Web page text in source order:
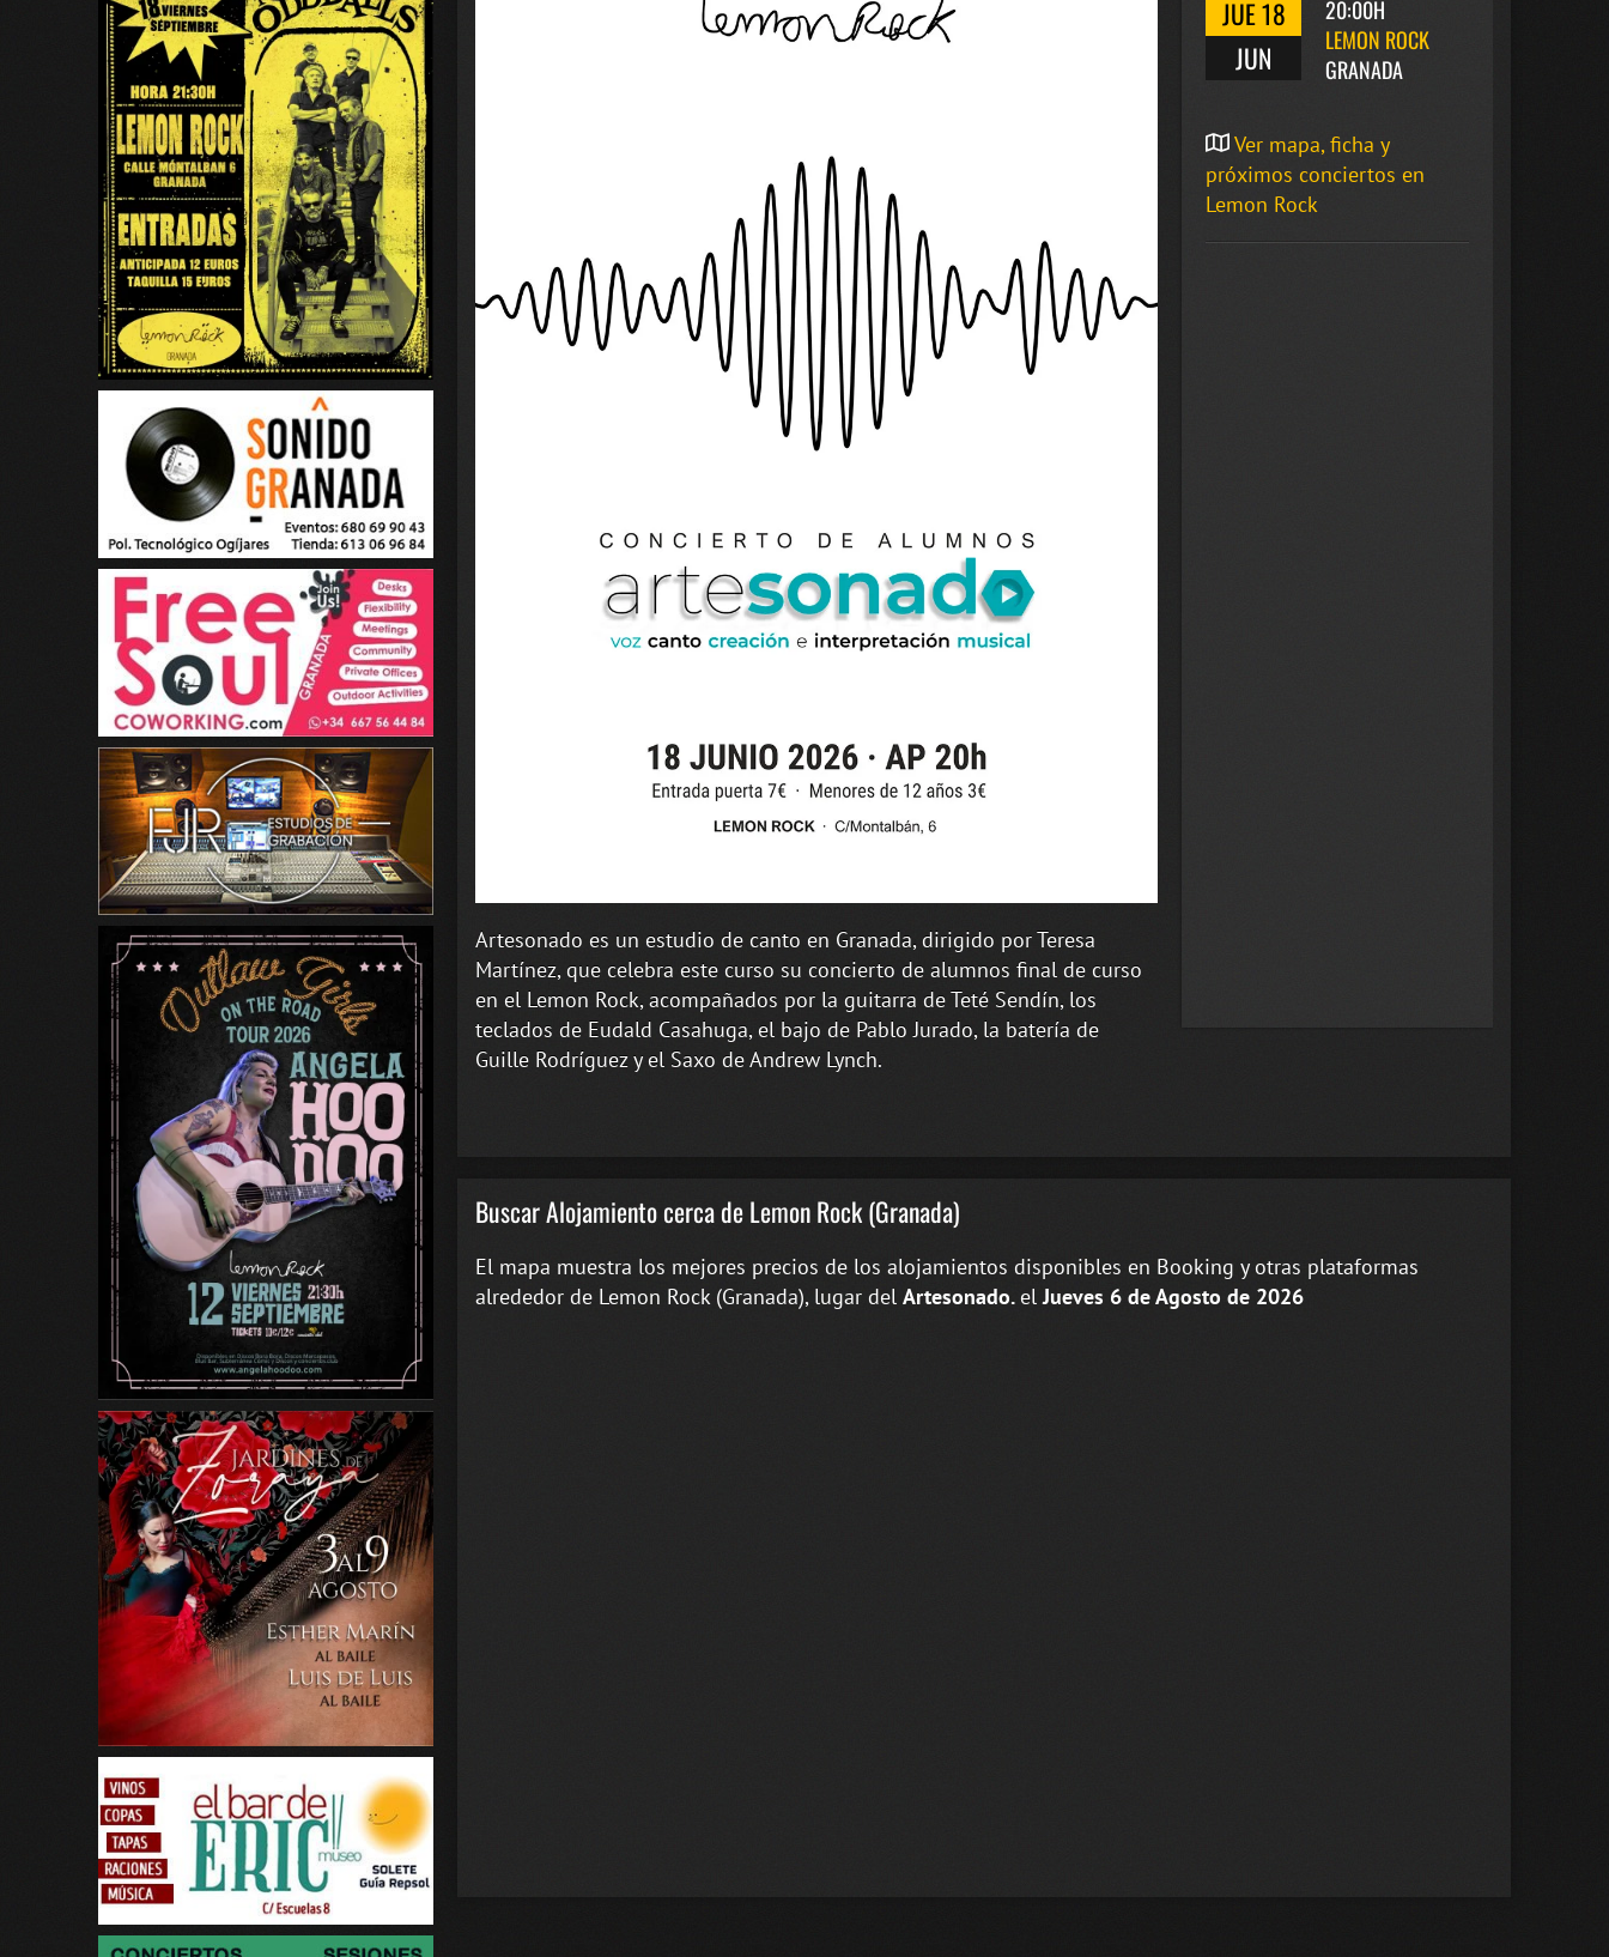
JUE 18
JUN
20:00H
LEMON ROCK
GRANADA
Ver mapa, ficha y
próximos conciertos en
Lemon Rock
Artesonado es un estudio de canto en Granada, dirigido por Teresa
Martínez, que celebra este curso su concierto de alumnos final de curso
en el Lemon Rock, acompañados por la guitarra de Teté Sendín, los
teclados de Eudald Casahuga, el bajo de Pablo Jurado, la batería de
Guille Rodríguez y el Saxo de Andrew Lynch.
Buscar Alojamiento cerca de Lemon Rock (Granada)
El mapa muestra los mejores precios de los alojamientos disponibles en Booking y otras plataformas
alrededor de Lemon Rock (Granada), lugar del Artesonado.elJueves 6 de Agosto de 2026